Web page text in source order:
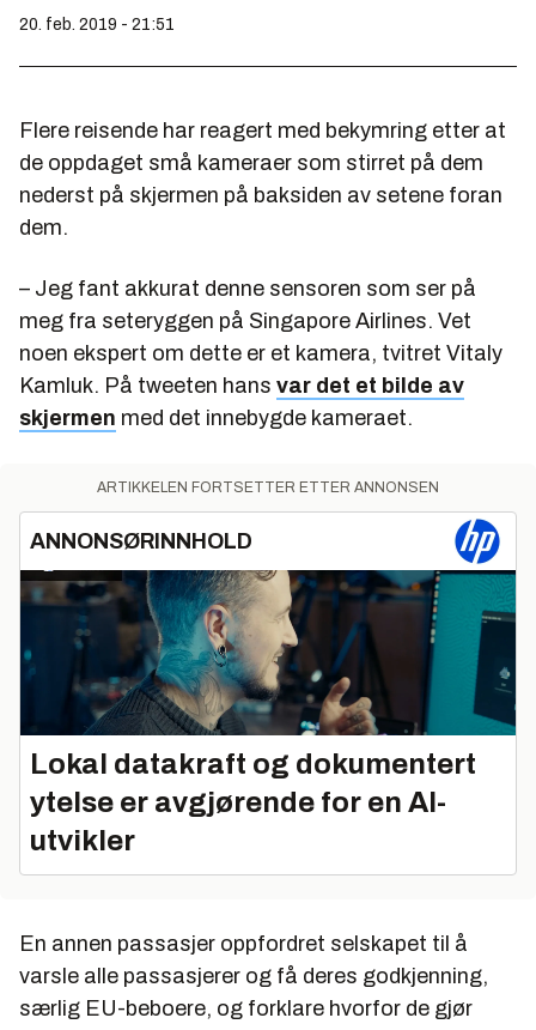
20. feb. 2019 - 21:51
Flere reisende har reagert med bekymring etter at
de oppdaget små kameraer som stirret på dem
nederst på skjermen på baksiden av setene foran
dem.
– Jeg fant akkurat denne sensoren som ser på
meg fra seteryggen på Singapore Airlines. Vet
noen ekspert om dette er et kamera, tvitret Vitaly
Kamluk. På tweeten hans var det et bilde av
skjermen med det innebygde kameraet.
ARTIKKELEN FORTSETTER ETTER ANNONSEN
ANNONSØRINNHOLD
Lokal datakraft og dokumentert
ytelse er avgjørende for en AI-
utvikler
En annen passasjer oppfordret selskapet til å
varsle alle passasjerer og få deres godkjenning,
særlig EU-beboere, og forklare hvorfor de gjør